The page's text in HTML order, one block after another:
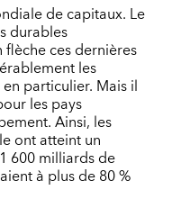
de capitaux. Le
durables
ces dernières
les
particulier. Mais il
les pays
Ainsi, les
ont atteint un
600 milliards de
à plus de 80 %